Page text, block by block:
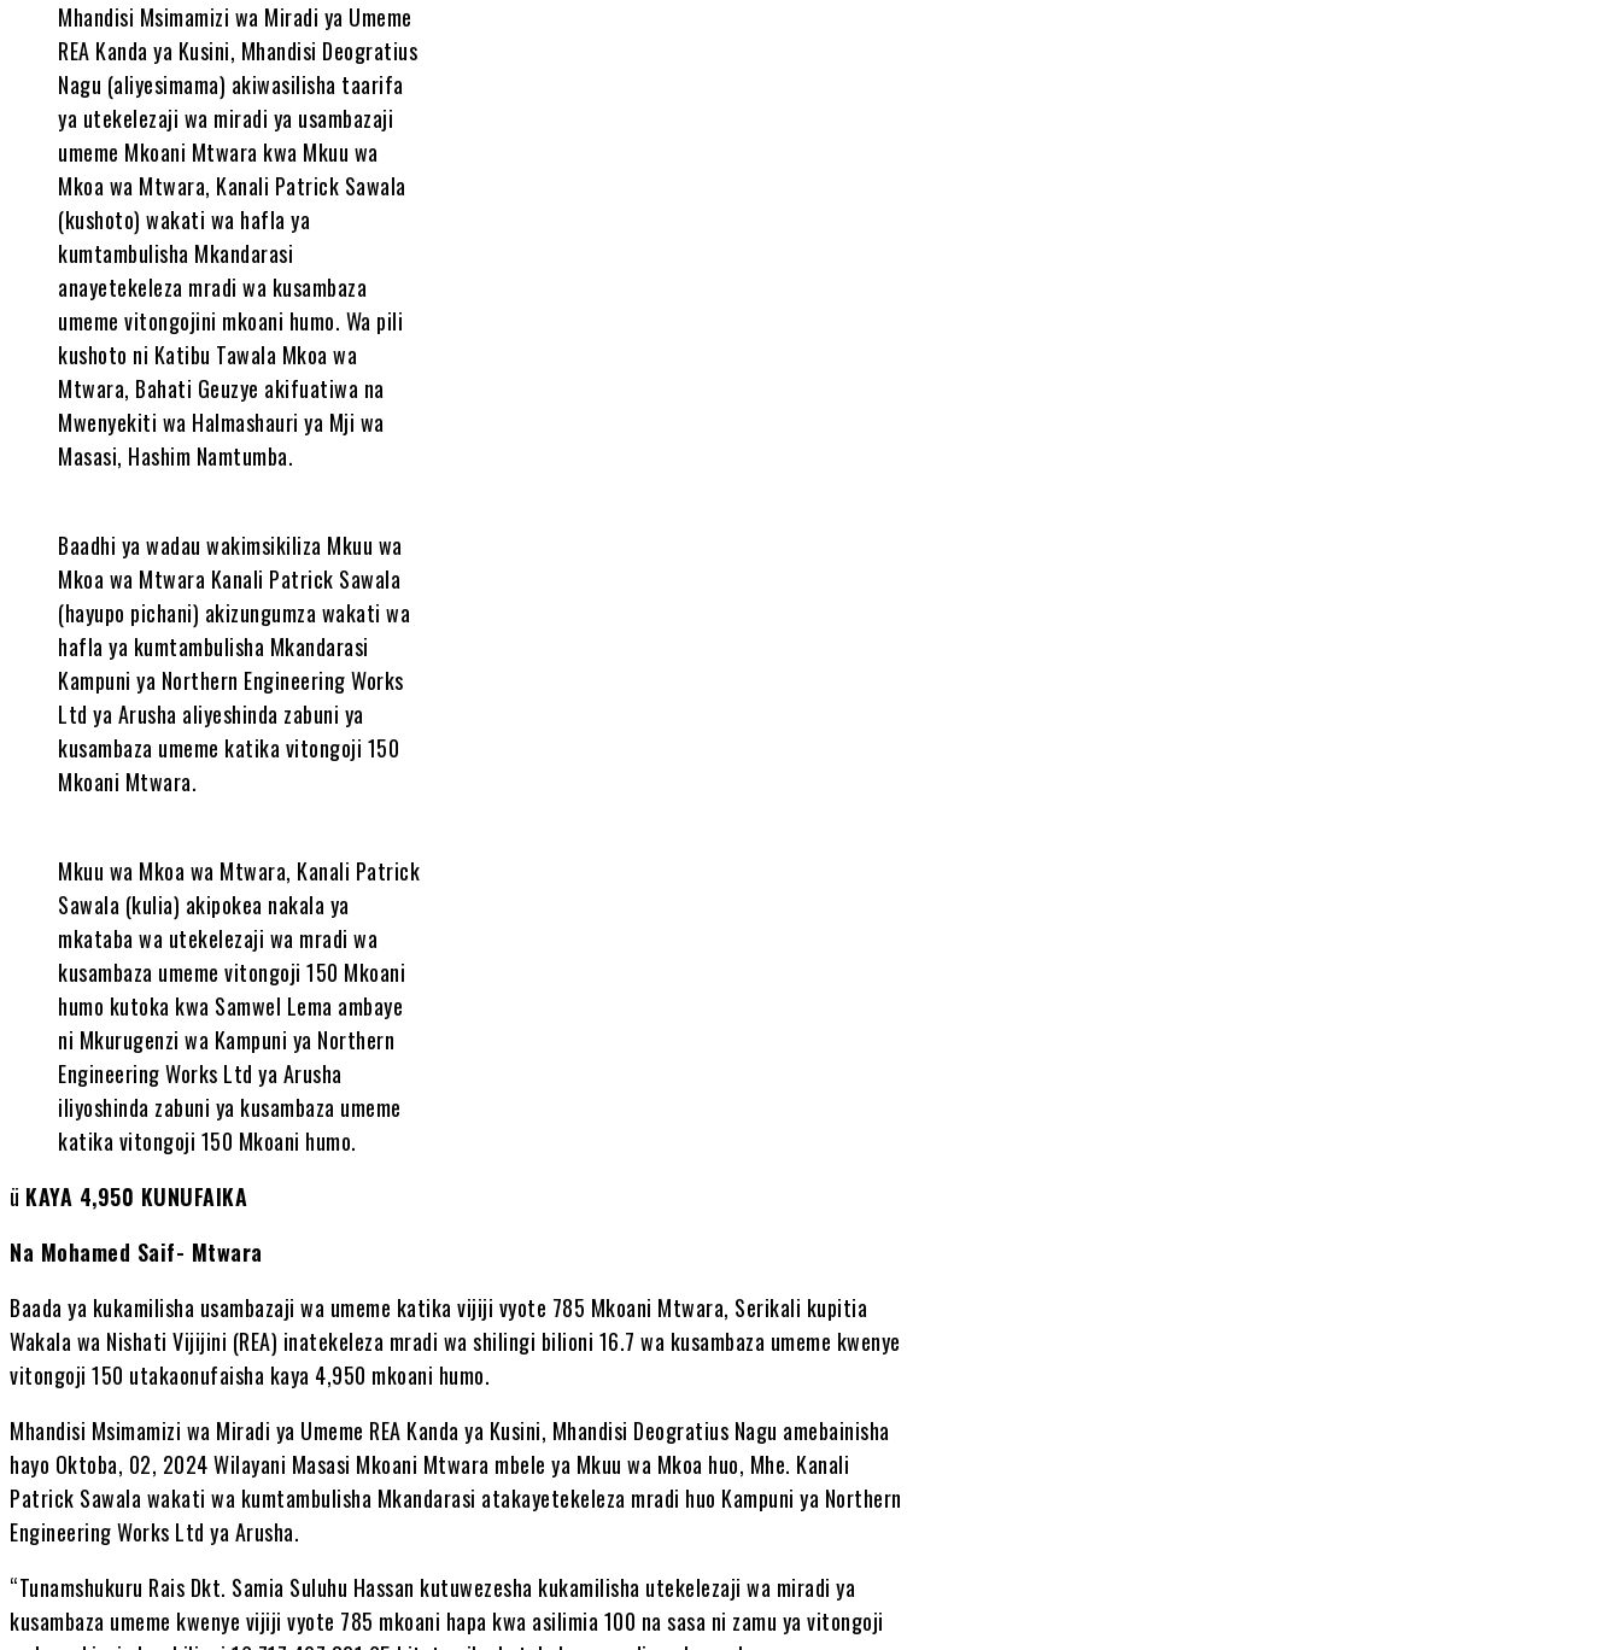
Mhandisi Msimamizi wa Miradi ya Umeme
REA Kanda ya Kusini, Mhandisi Deogratius
Nagu (aliyesimama) akiwasilisha taarifa
ya utekelezaji wa miradi ya usambazaji
umeme Mkoani Mtwara kwa Mkuu wa
Mkoa wa Mtwara, Kanali Patrick Sawala
(kushoto) wakati wa hafla ya
kumtambulisha Mkandarasi
anayetekeleza mradi wa kusambaza
umeme vitongojini mkoani humo. Wa pili
kushoto ni Katibu Tawala Mkoa wa
Mtwara, Bahati Geuzye akifuatiwa na
Mwenyekiti wa Halmashauri ya Mji wa
Masasi, Hashim Namtumba.
Baadhi ya wadau wakimsikiliza Mkuu wa
Mkoa wa Mtwara Kanali Patrick Sawala
(hayupo pichani) akizungumza wakati wa
hafla ya kumtambulisha Mkandarasi
Kampuni ya Northern Engineering Works
Ltd ya Arusha aliyeshinda zabuni ya
kusambaza umeme katika vitongoji 150
Mkoani Mtwara.
Mkuu wa Mkoa wa Mtwara, Kanali Patrick
Sawala (kulia) akipokea nakala ya
mkataba wa utekelezaji wa mradi wa
kusambaza umeme vitongoji 150 Mkoani
humo kutoka kwa Samwel Lema ambaye
ni Mkurugenzi wa Kampuni ya Northern
Engineering Works Ltd ya Arusha
iliyoshinda zabuni ya kusambaza umeme
katika vitongoji 150 Mkoani humo.
ü KAYA 4,950 KUNUFAIKA
Na Mohamed Saif- Mtwara
Baada ya kukamilisha usambazaji wa umeme katika vijiji vyote 785 Mkoani Mtwara, Serikali kupitia
Wakala wa Nishati Vijijini (REA) inatekeleza mradi wa shilingi bilioni 16.7 wa kusambaza umeme kwenye
vitongoji 150 utakaonufaisha kaya 4,950 mkoani humo.
Mhandisi Msimamizi wa Miradi ya Umeme REA Kanda ya Kusini, Mhandisi Deogratius Nagu amebainisha
hayo Oktoba, 02, 2024 Wilayani Masasi Mkoani Mtwara mbele ya Mkuu wa Mkoa huo, Mhe. Kanali
Patrick Sawala wakati wa kumtambulisha Mkandarasi atakayetekeleza mradi huo Kampuni ya Northern
Engineering Works Ltd ya Arusha.
“Tunamshukuru Rais Dkt. Samia Suluhu Hassan kutuwezesha kukamilisha utekelezaji wa miradi ya
kusambaza umeme kwenye vijiji vyote 785 mkoani hapa kwa asilimia 100 na sasa ni zamu ya vitongoji